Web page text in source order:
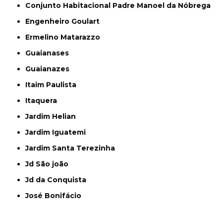
Conjunto Habitacional Padre Manoel da Nóbrega
Engenheiro Goulart
Ermelino Matarazzo
Guaianases
Guaianazes
Itaim Paulista
Itaquera
Jardim Helian
Jardim Iguatemi
Jardim Santa Terezinha
Jd São joão
Jd da Conquista
José Bonifácio